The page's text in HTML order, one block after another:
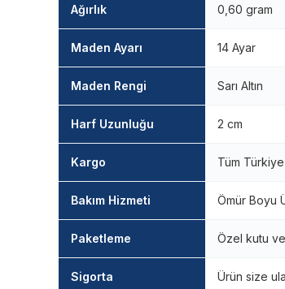
Ağırlık 0,60 gram
Maden Ayarı 14 Ayar
Maden Rengi Sarı Altın
Harf Uzunluğu 2 cm
Kargo Tüm
Bakım Hizmeti Ömür Boyu
Paketleme Özel kutu
Sigorta Ürün size